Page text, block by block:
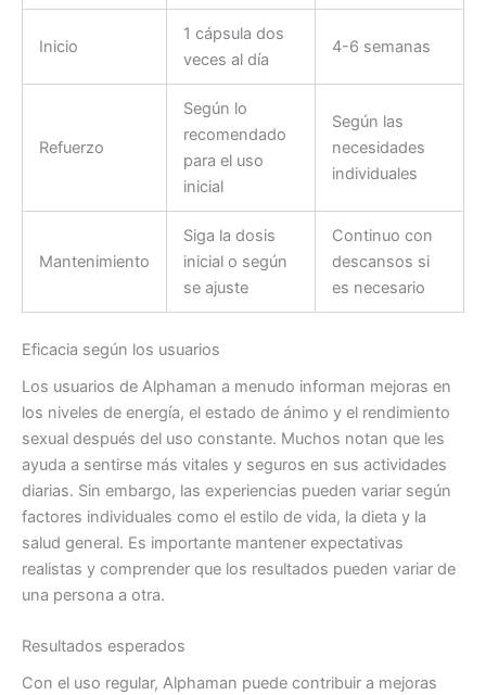
Inicio
1 cápsula dos
veces al día
4-6 semanas
Refuerzo
Según lo
recomendado
para el uso
inicial
Según las
necesidades
individuales
Mantenimiento
Siga la dosis
inicial o según
se ajuste
Continuo con
descansos si
es necesario
Eficacia según los usuarios
Los usuarios de Alphaman a menudo informan mejoras en
los niveles de energía, el estado de ánimo y el rendimiento
sexual después del uso constante. Muchos notan que les
ayuda a sentirse más vitales y seguros en sus actividades
diarias. Sin embargo, las experiencias pueden variar según
factores individuales como el estilo de vida, la dieta y la
salud general. Es importante mantener expectativas
realistas y comprender que los resultados pueden variar de
una persona a otra.
Resultados esperados
Con el uso regular, Alphaman puede contribuir a mejoras